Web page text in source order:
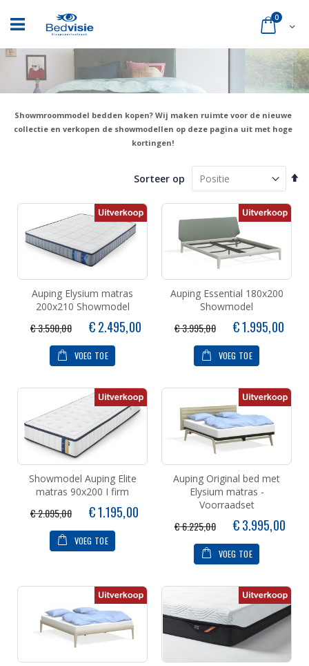
naar
de
Cart
0
Showmroommodel bedden kopen? Wij maken ruimte voor de nieuwe
collectie en verkopen de showmodellen op deze pagina uit met hoge
kortingen!
Sorteer op
Auping Elysium matras
200x210 Showmodel
€ 3.590,00
Speciale
prijs
€ 2.495,00
VOEG TOE
Auping Essential 180x200
Showmodel
€ 3.995,00
Speciale
prijs
€ 1.995,00
VOEG TOE
Showmodel Auping Elite
matras 90x200 I firm
€ 2.095,00
Speciale
prijs
€ 1.195,00
VOEG TOE
Auping Original bed met
Elysium matras -
Voorraadset
€ 6.225,00
Speciale
prijs
€ 3.995,00
VOEG TOE